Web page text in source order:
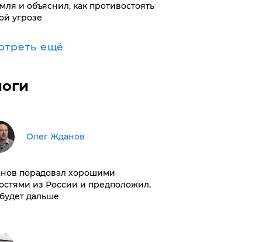
и объяснил, как противостоять
угрозе
ещё
Олег Жданов
порадовал хорошими
из России и предположил,
дальше